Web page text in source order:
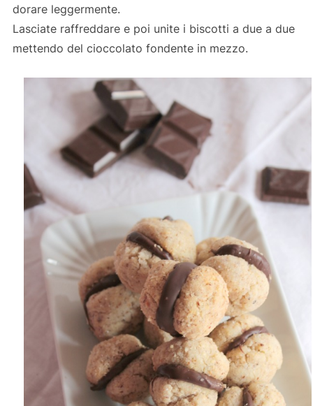
dorare leggermente.
Lasciate raffreddare e poi unite i biscotti a due a due
mettendo del cioccolato fondente in mezzo.